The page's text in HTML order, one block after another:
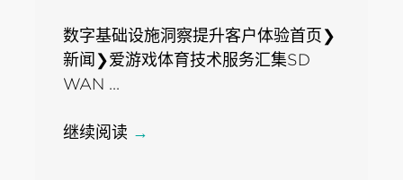
数字基础设施洞察提升客户体验首页❯
新闻❯爱游戏体育技术服务汇集SD
WAN ...
继续阅读 →